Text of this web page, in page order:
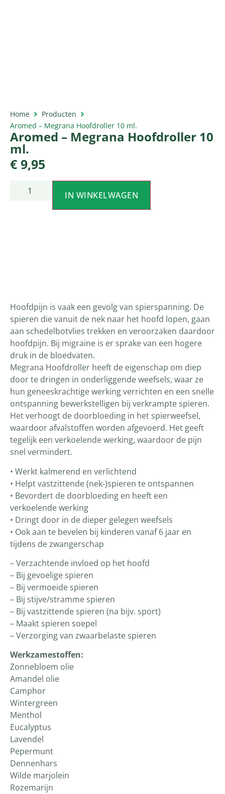
Home
Producten
Aromed – Megrana Hoofdroller 10 ml.
Aromed – Megrana Hoofdroller 10
ml.
€ 9,95
IN WINKELWAGEN
Hoofdpijn is vaak een gevolg van spierspanning. De
spieren die vanuit de nek naar het hoofd lopen, gaan
aan schedelbotvlies trekken en veroorzaken daardoor
hoofdpijn. Bij migraine is er sprake van een hogere
druk in de bloedvaten.
Megrana Hoofdroller heeft de eigenschap om diep
door te dringen in onderliggende weefsels, waar ze
hun geneeskrachtige werking verrichten en een snelle
ontspanning bewerkstelligen bij verkrampte spieren.
Het verhoogt de doorbloeding in het spierweefsel,
waardoor afvalstoffen worden afgevoerd. Het geeft
tegelijk een verkoelende werking, waardoor de pijn
snel vermindert.
• Werkt kalmerend en verlichtend
• Helpt vastzittende (nek-)spieren te ontspannen
• Bevordert de doorbloeding en heeft een
verkoelende werking
• Dringt door in de dieper gelegen weefsels
• Ook aan te bevelen bij kinderen vanaf 6 jaar en
tijdens de zwangerschap
– Verzachtende invloed op het hoofd
– Bij gevoelige spieren
– Bij vermoeide spieren
– Bij stijve/stramme spieren
– Bij vastzittende spieren (na bijv. sport)
– Maakt spieren soepel
– Verzorging van zwaarbelaste spieren
Werkzamestoffen:
Zonnebloem olie
Amandel olie
Camphor
Wintergreen
Menthol
Eucalyptus
Lavendel
Pepermunt
Dennenhars
Wilde marjolein
Rozemarijn